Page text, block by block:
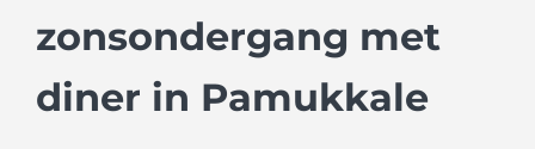
zonsondergang met
diner in Pamukkale